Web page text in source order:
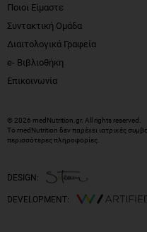
Ποιοι Είμαστε
Συντακτική Ομάδα
Διαιτολογικά Γραφεία
e- Βιβλιοθήκη
Επικοινωνία
© 2026 medNutrition.gr. All rights reserved.
Το medNutrition δεν παρέχει ιατρικές
περισσότερες πληροφορίες
DESIGN:
DEVELOPMENT: